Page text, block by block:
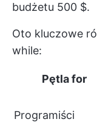
budżetu 500 $.
Oto kluczowe
while:
Pętla for
Programiści